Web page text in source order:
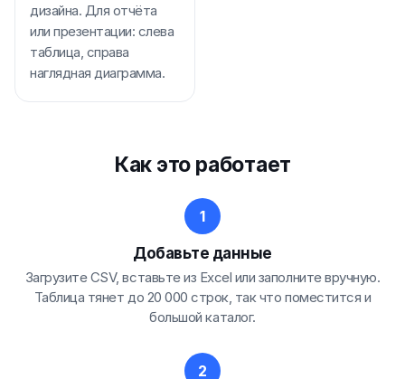
дизайна. Для отчёта
или презентации: слева
таблица, справа
наглядная диаграмма.
Как это работает
Добавьте данные
Загрузите CSV, вставьте из Excel или заполните вручную.
Таблица тянет до 20 000 строк, так что поместится и
большой каталог.